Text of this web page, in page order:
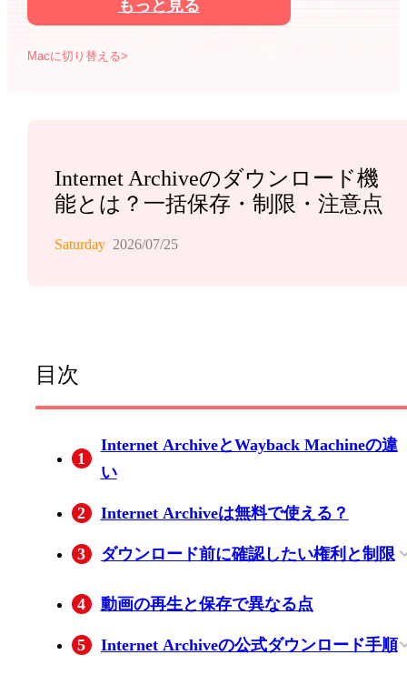
もっと見る
Macに切り替える>
Internet Archiveのダウンロード機
能とは？一括保存・制限・注意点
Saturday 2026/07/25
目次
1
Internet ArchiveとWayback Machineの違
い
2 Internet Archiveは無料で使える？
3 ダウンロード前に確認したい権利と制限
4 動画の再生と保存で異なる点
5 Internet Archiveの公式ダウンロード手順